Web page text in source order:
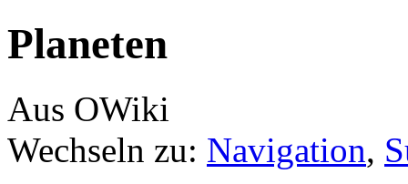
Planeten
Aus OWiki
Wechseln zu: Navigation,